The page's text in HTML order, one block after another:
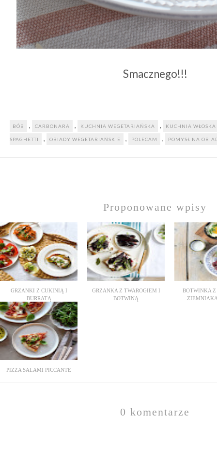
Smacznego!!!
BÓB , CARBONARA , KUCHNIA WEGETARIAŃSKA , KUCHNIA WŁOSKA
SPAGHETTI , OBIADY WEGETARIAŃSKIE , POLECAM , POMYSŁ NA
Proponowane wpisy
GRZANKI Z CUKINIĄ I
BURRATĄ
GRZANKA Z TWAROGIEM I
BOTWINĄ
BOTWINKA
PIZZA SALAMI PICCANTE
0 komentarze